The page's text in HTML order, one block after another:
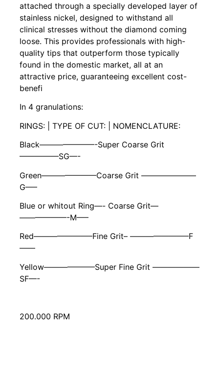
attached through a specially developed layer of
stainless nickel, designed to withstand all
clinical stresses without the diamond coming
loose. This provides professionals with high-
quality tips that outperform those typically
found in the domestic market, all at an
attractive price, guaranteeing excellent cost-
benefi
In 4 granulations:
RINGS: | TYPE OF CUT: | NOMENCLATURE:
Black———————-Super Coarse Grit
—————SG—-
Green———————Coarse Grit ———————
G—–
Blue or whitout Ring—- Coarse Grit—
——————-M—–
Red———————–Fine Grit– ———————–F
——
Yellow——————–Super Fine Grit ——————
SF—-
200.000 RPM